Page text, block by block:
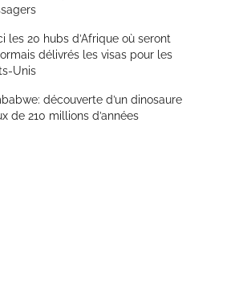
les 20 hubs d’Afrique où seront
délivrés les visas pour les
Unis
découverte d’un dinosaure
de 210 millions d’années